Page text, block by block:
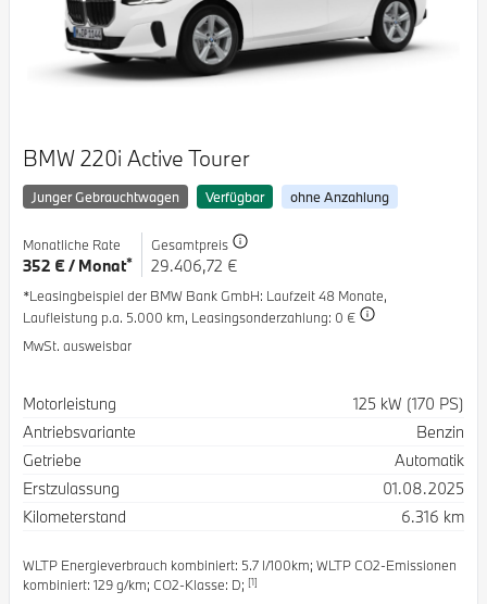
BMW 220i Active Tourer
Junger Gebrauchtwagen Verfügbar ohne Anzahlung
Monatliche Rate
352 € / Monat*
Gesamtpreis
29.406,72 €
*Leasingbeispiel der BMW Bank GmbH: Laufzeit 48 Monate,
Laufleistung p.a. 5.000 km, Leasingsonderzahlung: 0 €
MwSt. ausweisbar
Spezifikation
Motorleistung
125 kW (170 PS)
Antriebsvariante
Benzin
Getriebe
Automatik
Erstzulassung
01.08.2025
Kilometerstand
6.316 km
WLTP Energieverbrauch kombiniert: 5.7 l/100km; WLTP CO2-Emissionen
kombiniert: 129 g/km; CO2-Klasse: D; [1]